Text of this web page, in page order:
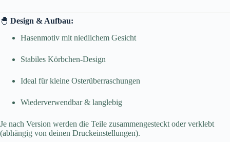
🐣 Design & Aufbau:
Hasenmotiv mit niedlichem Gesicht
Stabiles Körbchen-Design
Ideal für kleine Osterüberraschungen
Wiederverwendbar & langlebig
Je nach Version werden die Teile zusammengesteckt oder verklebt
(abhängig von deinen Druckeinstellungen).